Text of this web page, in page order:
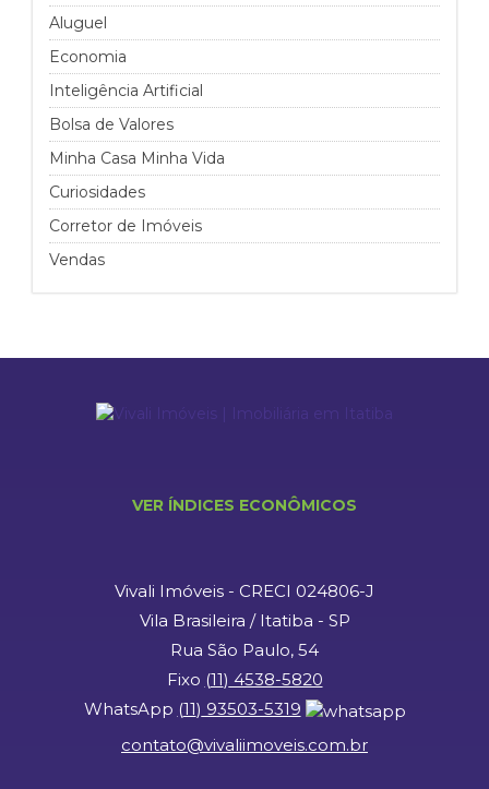
Aluguel
Economia
Inteligência Artificial
Bolsa de Valores
Minha Casa Minha Vida
Curiosidades
Corretor de Imóveis
Vendas
VER ÍNDICES ECONÔMICOS
Vivali Imóveis - CRECI 024806-J
Vila Brasileira / Itatiba - SP
Rua São Paulo, 54
Fixo (11) 4538-5820
WhatsApp (11) 93503-5319
contato@vivaliimoveis.com.br